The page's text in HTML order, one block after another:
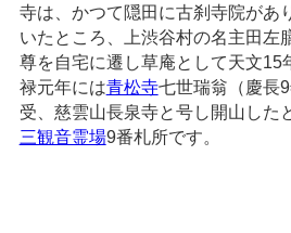
寺は、かつて隠田に古刹寺院があ
いたところ、上渋谷村の名主田左
尊を自宅に遷し草庵として天文15
禄元年には青松寺七世瑞翁（慶長
受、慈雲山長泉寺と号し開山した
三観音霊場9番札所です。